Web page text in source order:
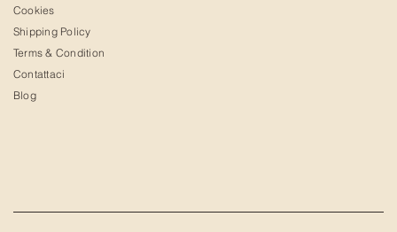
Cookies
Shipping Policy
Terms & Condition
Contattaci
Blog